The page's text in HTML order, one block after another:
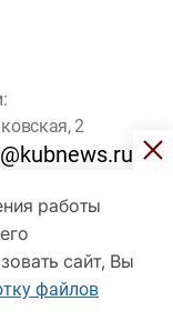
работы
сайт, Вы
файлов
2
16 лет
Федеральной
технологий
Регистрационный